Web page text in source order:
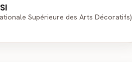
Supérieure des Arts Décoratifs)